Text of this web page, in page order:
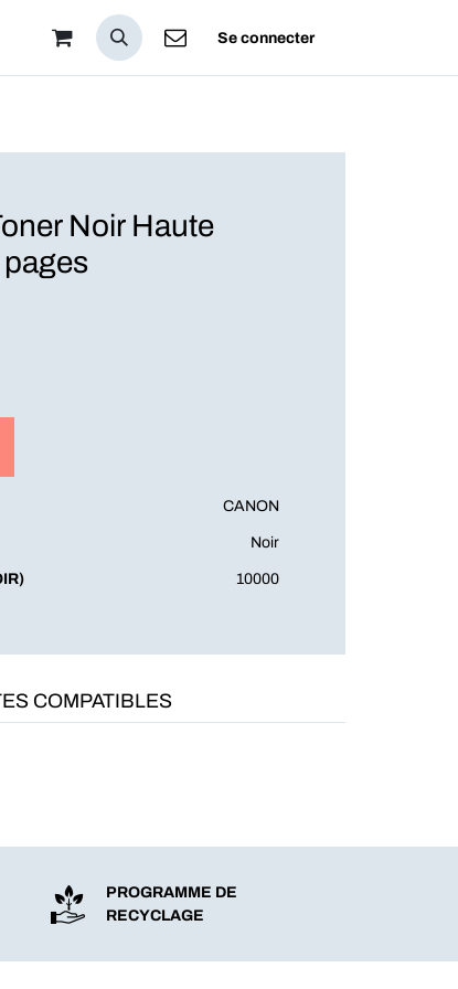
Se connecter
Noir Haute
CANON
Noir
10000
COMPATIBLES
PROGRAMME DE
RECYCLAGE